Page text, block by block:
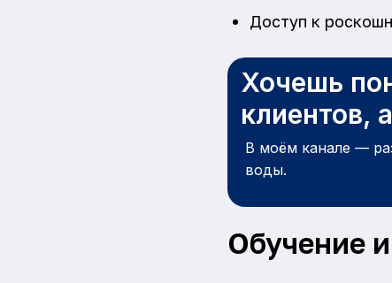
Доступ к
Хочешь
клиентов,
В моём канале —
воды.
Обучение